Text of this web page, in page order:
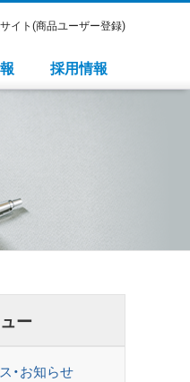
採用情報
イト(商品ユーザー登録)
ー
・お知らせ